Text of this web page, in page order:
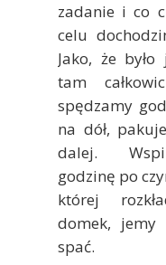
zadanie i co
celu
Jako, że
tam
spędzamy
na dół,
dalej.
godzinę po
której
domek, jemy
spać.